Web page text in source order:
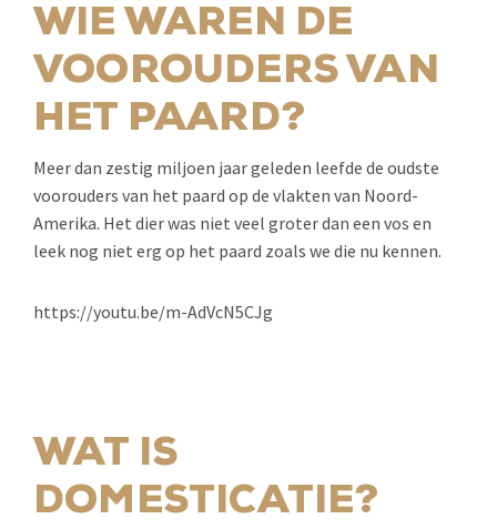
WIE WAREN DE
VOOROUDERS VAN
HET PAARD?
Meer dan zestig miljoen jaar geleden leefde de oudste
voorouders van het paard op de vlakten van Noord-
Amerika. Het dier was niet veel groter dan een vos en
leek nog niet erg op het paard zoals we die nu kennen.
https://youtu.be/m-AdVcN5CJg
WAT IS
DOMESTICATIE?